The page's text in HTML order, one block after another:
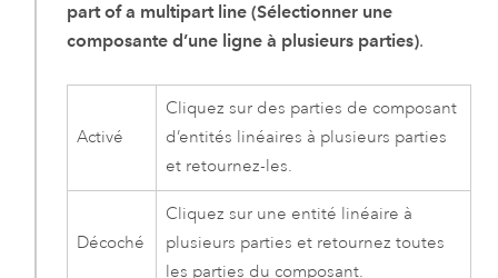
part of a multipart line (Sélectionner une
composante d’une ligne à plusieurs parties).
Activé
Cliquez sur des parties de composant
d’entités linéaires à plusieurs parties
et retournez-les.
Décoché
Cliquez sur une entité linéaire à
plusieurs parties et retournez toutes
les parties du composant.